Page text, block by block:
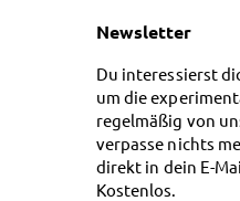
Newsletter
Du interessierst
um die
regelmäßig von
verpasse nichts
direkt in dein E-
Kostenlos.